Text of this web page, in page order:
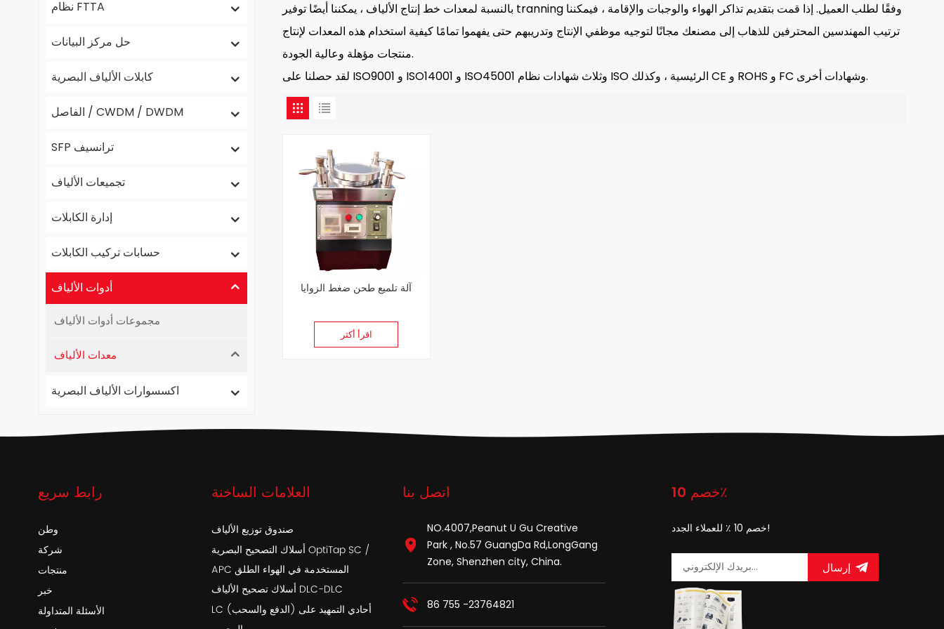
نظام FTTA
حل مركز البيانات
كابلات الألياف البصرية
الفاصل / CWDM / DWDM
SFP ترانسيف
تجميعات الألياف
إدارة الكابلات
حسابات تركيب الكابلات
أدوات الألياف
مجموعات أدوات الألياف
معدات الألياف
اكسسوارات الألياف البصرية
بالنسبة لمعدات خط إنتاج الألياف ، يمكننا أيضًا توفير tranning وفقًا لطلب العميل. إذا قمت بتقديم تذاكر الهواء والوجبات والإقامة ، فيمكننا
ترتيب المهندسين المحترفين للذهاب إلى مصنعك مجانًا لتوجيه موظفي الإنتاج وتدريبهم حتى يفهموا تمامًا كيفية استخدام هذه المعدات لإنتاج
منتجات مؤهلة وعالية الجودة.
لقد حصلنا على ISO9001 و ISO14001 و ISO45001 وثلاث شهادات نظام ISO الرئيسية ، وكذلك CE و ROHS و FC وشهادات أخرى.
آلة تلميع طحن ضغط الزوايا
اقرأ أكثر
رابط سريع
وطن
شركة
منتجات
خبر
الأسئلة المتداولة
العلامات الساخنة
صندوق توزيع الألياف
أسلاك التصحيح البصرية OptiTap SC /
APC المستخدمة في الهواء الطلق
أسلاك تصحيح الألياف DLC-DLC
LC (الدفع والسحب) أحادي التمهيد على
اتصل بنا
NO.4007,Peanut U Gu Creative
Park , No.57 GuangDa Rd,LongGang
Zone, Shenzhen city, China.
86 755 -23764821
خصم 10٪
خصم 10 ٪ للعملاء الجدد!
إرسال